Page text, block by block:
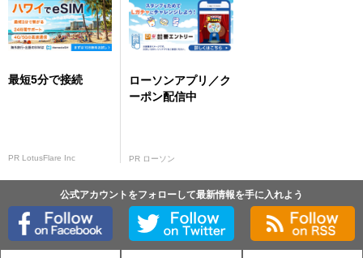
最短5分で接続
PR LotusFlare Inc
ローソンアプリ／ク
ーポン配信中
PR ローソン
公式アカウントをフォローして最新情報を手に入れよう